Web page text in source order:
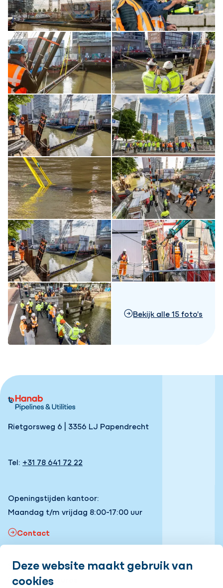
Deze website maakt gebruik van
cookies
Bekijk alle 15 foto's
Rietgorsweg 6 | 3356 LJ Papendrecht
Tel: +31 78 641 72 22
Openingstijden kantoor:
Maandag t/m vrijdag 8:00-17:00 uur
Contact
Snel naar
Onze vacatures